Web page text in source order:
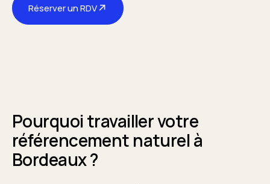
Réserver un RDV↗
Pourquoi travailler votre
référencement naturel à
Bordeaux ?